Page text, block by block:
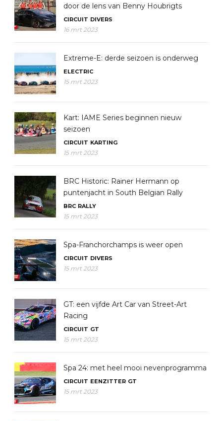
door de lens van Benny Houbrigts
CIRCUIT DIVERS
16 mrt 2023
Extreme-E: derde seizoen is onderweg
ELECTRIC
15 mrt 2023
Kart: IAME Series beginnen nieuw
seizoen
CIRCUIT KARTING
15 mrt 2023
BRC Historic: Rainer Hermann op
puntenjacht in South Belgian Rally
BRC RALLY
15 mrt 2023
Spa-Franchorchamps is weer open
CIRCUIT DIVERS
15 mrt 2023
GT: een vijfde Art Car van Street-Art
Racing
CIRCUIT GT
15 mrt 2023
Spa 24: met heel mooi nevenprogramma
CIRCUIT EENZITTER GT
15 mrt 2023